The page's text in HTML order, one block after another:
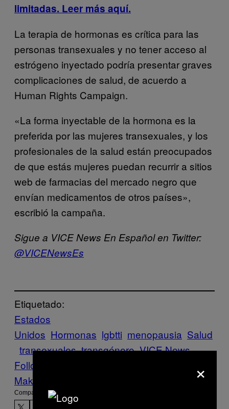
limitadas. Leer más aquí.
La terapia de hormonas es crítica para las
personas transexuales y no tener acceso al
estrógeno inyectado podría presentar graves
complicaciones de salud, de acuerdo a
Human Rights Campaign.
«La forma inyectable de la hormona es la
preferida por las mujeres transexuales, y los
profesionales de la salud están preocupados
de que estás mujeres puedan recurrir a sitios
web de farmacias del mercado negro que
envían medicamentos de otros países»,
escribió la campaña.
Sigue a VICE News En Español en Twitter:
@VICENewsEs
Etiquetado:
Estados
Unidos Hormonas lgbtti menopausia Salud
transexuales transgénero VICE News
Follow Us On Discover
Make Us Preferred In Top Stories
Compartir:
×